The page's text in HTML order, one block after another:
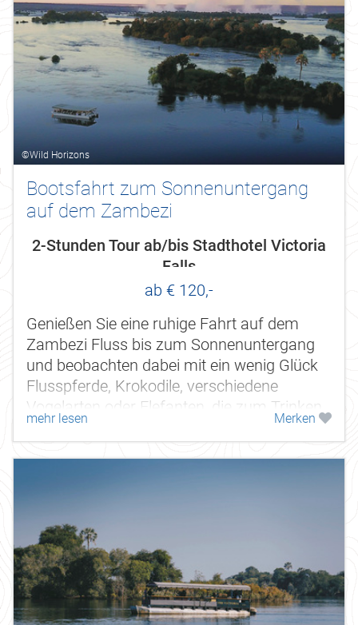
©Wild Horizons
Bootsfahrt zum Sonnenuntergang
auf dem Zambezi
2-Stunden Tour ab/bis Stadthotel Victoria
Falls
ab € 120,-
Genießen Sie eine ruhige Fahrt auf dem
Zambezi Fluss bis zum Sonnenuntergang
und beobachten dabei mit ein wenig Glück
Flusspferde, Krokodile, verschiedene
Vogelarten oder Elefanten, die zum Trinken
an den Fluss kommen. Die Zambezi Royal...
mehr lesen Merken